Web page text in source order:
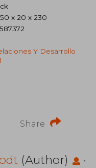
x 20 x 230
Y Desarrollo
Share
(Author)
·